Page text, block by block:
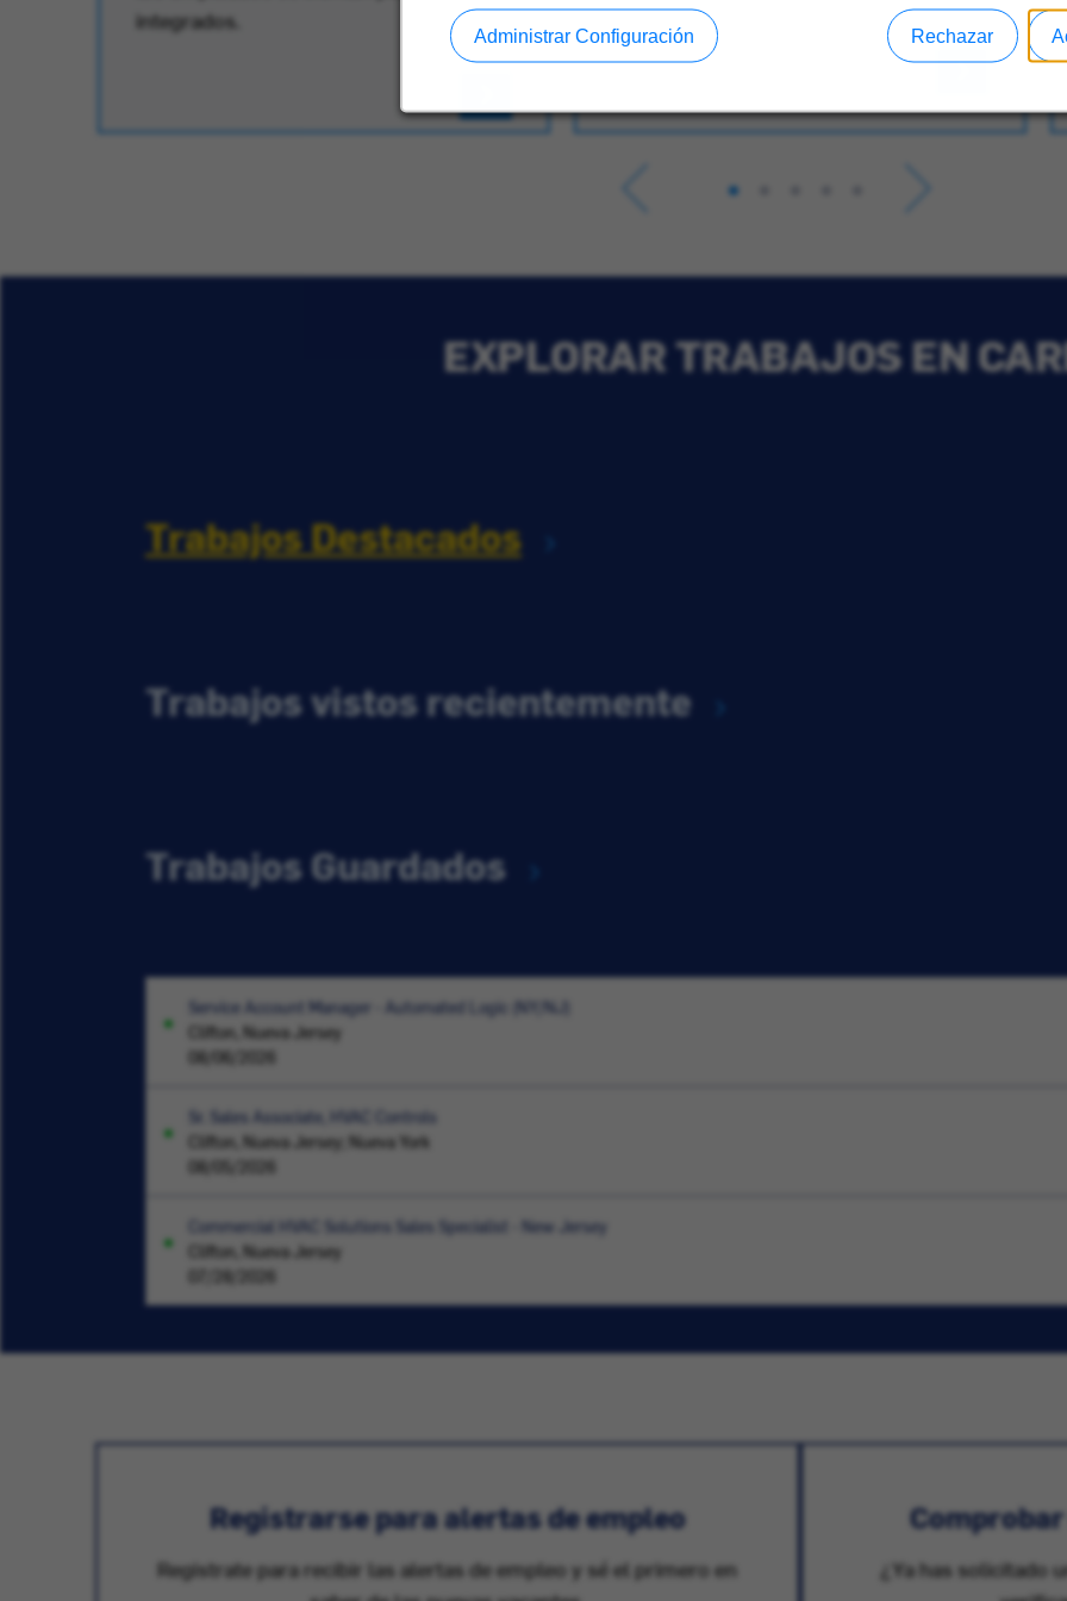
Rechazar
Administrar Configuración
integrados.
EXPLORAR TRABAJOS EN
Trabajos Destacados
Trabajos vistos recientemente
Trabajos Guardados
Service Account Manager - Automated Logic (NY/NJ)
Clifton, Nueva Jersey
08/06/2026
Sr. Sales Associate, HVAC Controls
Clifton, Nueva Jersey; Nueva York
08/05/2026
Commercial HVAC Solutions Sales Specialist - New Jersey
Clifton, Nueva Jersey
07/28/2026
Registrarse para alertas de empleo
Registrate para recibir las alertas de empleo y sé el primero en
¿Ya has solicitado